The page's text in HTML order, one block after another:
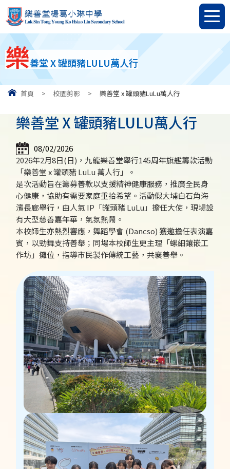
樂善堂 X 罐頭豬LULU萬人行
首頁 > 校園剪影 > 樂善堂 x 罐頭豬LuLu萬人行
樂善堂 X 罐頭豬LULU萬人行
08/02/2026
2026年2月8日(日)，九龍樂善堂舉行145周年旗艦籌款活動
「樂善堂 x 罐頭豬 LuLu 萬人行」。
是次活動旨在籌募善款以支援精神健康服務，推廣全民身
心健康，協助有需要家庭重拾希望。活動假大埔白石角海
濱長廊舉行，由人氣 IP「罐頭豬 LuLu」擔任大使，現場設
有大型慈善嘉年華，氣氛熱鬧。
本校師生亦熱烈響應，舞蹈學會 (Dancso) 獲邀擔任表演嘉
賓，以勁舞支持善舉；同場本校師生更主理「螺細鑲嵌工
作坊」攤位，指導市民製作傳統工藝，共襄善舉。